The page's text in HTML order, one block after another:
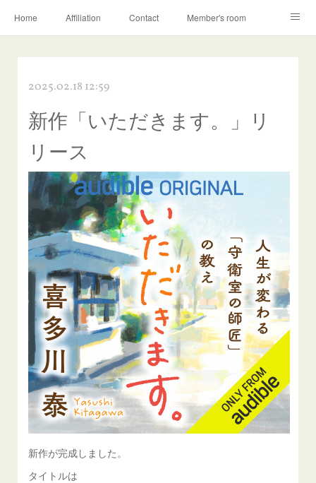
Home Affiliation Contact Member's room
2025.02.18 12:59
新作「いただきます。」リ
リース
新作が完成しました。
タイトルは